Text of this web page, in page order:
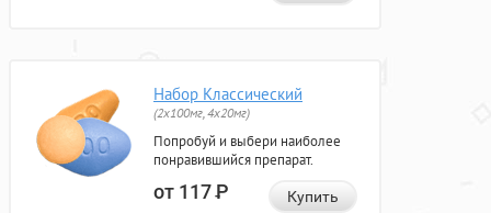
Набор Классический
(2x100мг, 4x20мг)
Попробуй и выбери наиболее
понравившийся препарат.
от 117Р Купить